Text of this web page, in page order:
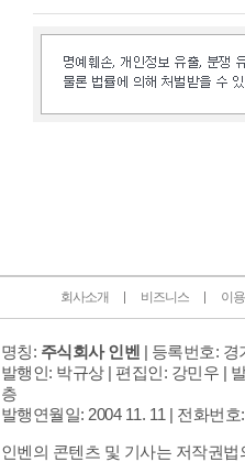
회사소개 비즈니스 이
명칭: 주식회사 인벤 | 등록번호: 경
발행인: 박규상 | 편집인: 강민우 |
층
발행연월일: 2004 11. 11 | 전화번호
인벤의 콘텐츠 및 기사는 저작권